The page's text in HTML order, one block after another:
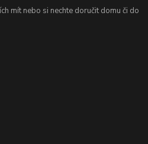
mít nebo si nechte doručit domu či do